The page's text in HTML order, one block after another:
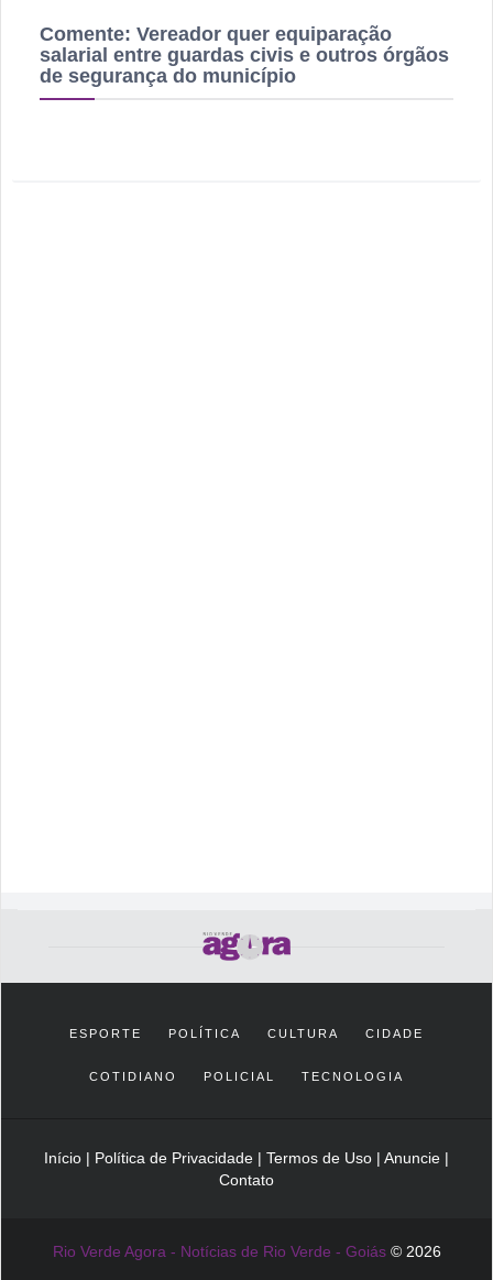
Comente: Vereador quer equiparação
salarial entre guardas civis e outros órgãos
de segurança do município
ESPORTE POLÍTICA CULTURA CIDADE
COTIDIANO POLICIAL TECNOLOGIA
Início | Política de Privacidade | Termos de Uso | Anuncie |
Contato
Rio Verde Agora - Notícias de Rio Verde - Goiás© 2026